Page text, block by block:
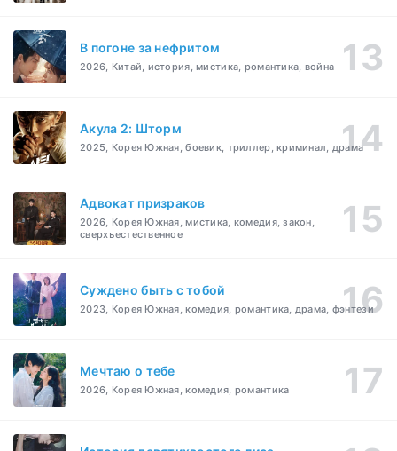
В погоне за нефритом
2026, Китай, история, мистика, романтика, война
Акула 2: Шторм
2025, Корея Южная, боевик, триллер, криминал, драма
Адвокат призраков
2026, Корея Южная, мистика, комедия, закон,
сверхъестественное
Суждено быть с тобой
2023, Корея Южная, комедия, романтика, драма, фэнтези
Мечтаю о тебе
2026, Корея Южная, комедия, романтика